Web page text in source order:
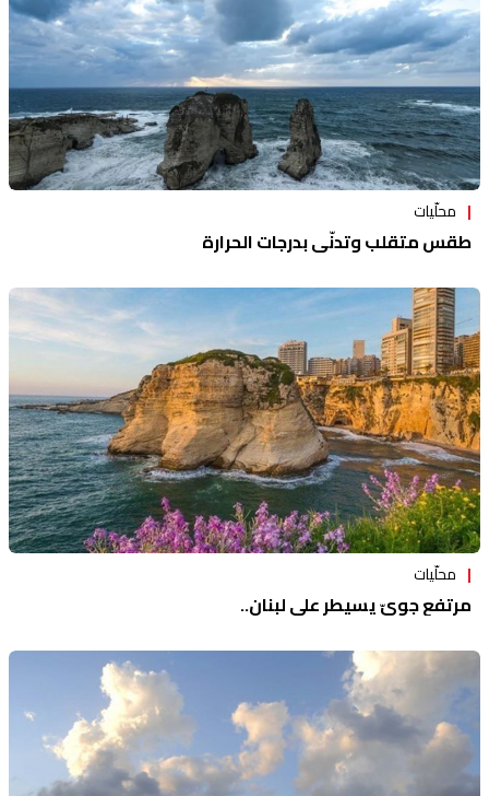
محلّيات
طقس متقلب وتدنّي بدرجات الحرارة
محلّيات
مرتفع جويّ يسيطر على لبنان..